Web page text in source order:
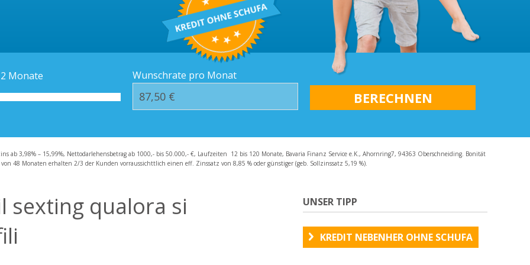
Häufige Fragen – FAQ
Monate Wunschrate pro Monat
ab 3,98% – 15,99%, Nettodarlehensbetrag ab 1000,- bis 50.000,- €, Laufzeiten 12 bis 120 Monate, Bavaria Finanz Service e.K., Ahornring7, 94363 Oberschneiding. Bonität
48 Monaten erhalten 2/3 der Kunden vorraussichttlich einen eff. Zinssatz von 8,85 % oder günstiger (geb. Sollzinssatz 5,19 %).
sexting qualora si
UNSER TIPP
KREDIT NEBENHER OHNE SCHUFA